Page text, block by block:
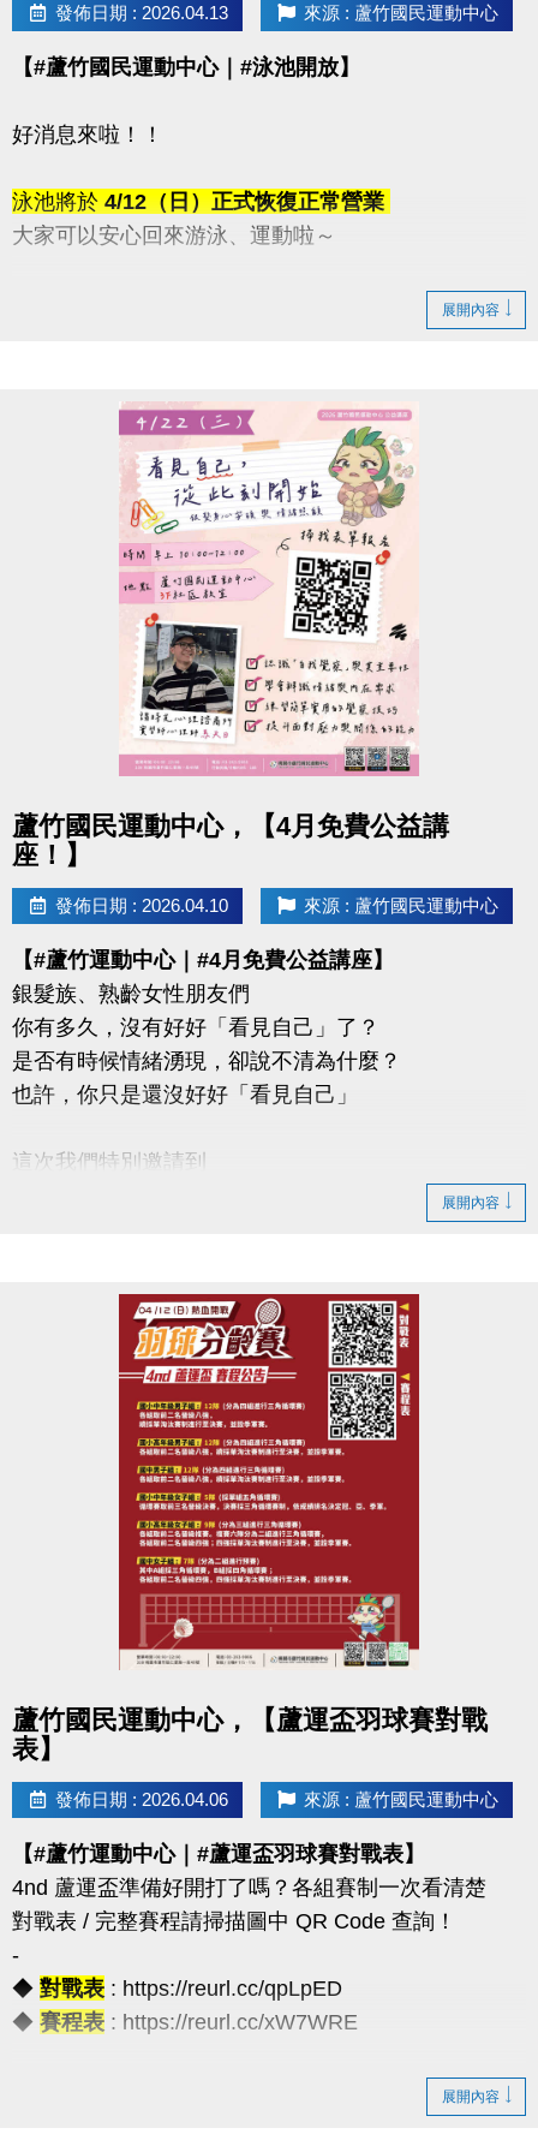
發佈日期 : 2026.04.13 來源 : 蘆竹國民運動中心
【#蘆竹國民運動中心｜#泳池開放】
好消息來啦！！
泳池將於4/12（日）正式恢復正常營業
大家可以安心回來游泳、運動啦～
-洽詢專線：03-2639066 #115、116
-官網 :
https://www.lzsports.com.tw/zh_TW/news/pageID/1/
-FB : 桃園市蘆竹國民運動中心
-IG : @luzhusports
展開內容
蘆竹國民運動中心，【4月免費公益講
座！】
發佈日期 : 2026.04.10 來源 : 蘆竹國民運動中心
【#蘆竹運動中心｜#4月免費公益講座】
銀髮族、熟齡女性朋友們
你有多久，沒有好好「看見自己」了？
是否有時候情緒湧現，卻說不清為什麼？
也許，你只是還沒好好「看見自己」
這次我們特別邀請到
帶你一起：
◎ 認識「自我覺察」的重要性
◎ 學會辨識情緒與內在需求
◎ 練習簡單實用的覺察技巧
◎ 提升面對壓力與關係的能力
◆時間｜4/22 (三) 早上 10:00－12:00
◆地點｜蘆竹國民運動中心 3樓社區教室
◆洽詢專線｜03-2639066 #106
◆公益免費講座・限額30位
◆掃描 QR Code 填表報名，馬上卡位
◆報名連結：https://forms.gle/JoHWjJ3ikHMRFTwcA
展開內容
蘆竹國民運動中心，【蘆運盃羽球賽對戰
表】
發佈日期 : 2026.04.06 來源 : 蘆竹國民運動中心
【#蘆竹運動中心｜#蘆運盃羽球賽對戰表】
4nd 蘆運盃準備好開打了嗎？各組賽制一次看清楚
對戰表 / 完整賽程請掃描圖中 QR Code 查詢！
-
◆ 對戰表 : https://reurl.cc/qpLpED
◆ 賽程表 : https://reurl.cc/xW7WRE
（一）報名請攜帶學生證為憑，不可降級參加。
展開內容